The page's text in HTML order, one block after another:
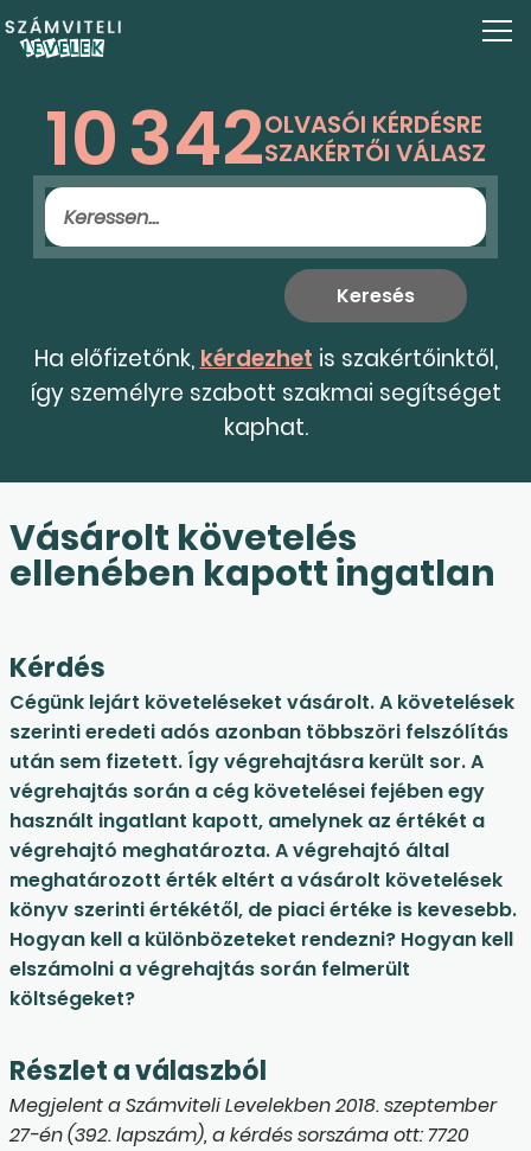
10342OLVASÓI KÉRDÉSRE
SZAKÉRTŐI VÁLASZ
Ha előfizetőnk, kérdezhet is szakértőinktől,
így személyre szabott szakmai segítséget
kaphat.
Vásárolt követelés
ellenében kapott ingatlan
Kérdés
Cégünk lejárt követeléseket vásárolt. A követelések
szerinti eredeti adós azonban többszöri felszólítás
után sem fizetett. Így végrehajtásra került sor. A
végrehajtás során a cég követelései fejében egy
használt ingatlant kapott, amelynek az értékét a
végrehajtó meghatározta. A végrehajtó által
meghatározott érték eltért a vásárolt követelések
könyv szerinti értékétől, de piaci értéke is kevesebb.
Hogyan kell a különbözeteket rendezni? Hogyan kell
elszámolni a végrehajtás során felmerült
költségeket?
Részlet a válaszból
Megjelent a Számviteli Levelekben 2018. szeptember
27-én (392. lapszám), a kérdés sorszáma ott: 7720